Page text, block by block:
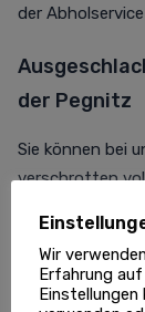
der
der Pegnitz
Sie können bei
verschrotten
wichtig, ob
Abholservice
Wir
Erfahrung
Einstellungen